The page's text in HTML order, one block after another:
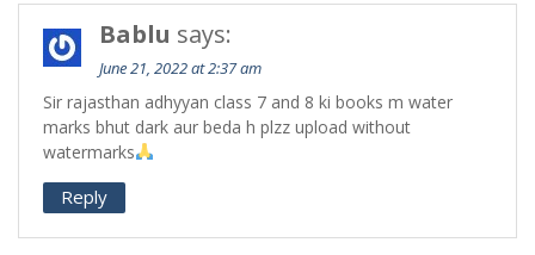
Bablu says:
June 21, 2022 at 2:37 am
Sir rajasthan adhyyan class 7 and 8 ki books m water
marks bhut dark aur beda h plzz upload without
watermarks
Reply